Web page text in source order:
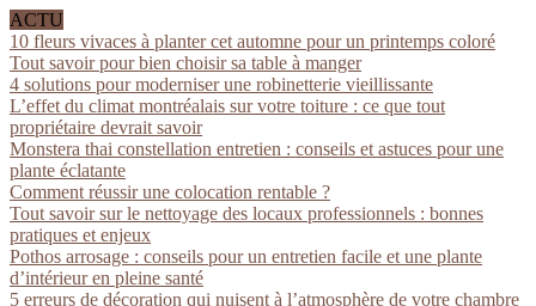
ACTU
10 fleurs vivaces à planter cet automne pour un printemps coloré
Tout savoir pour bien choisir sa table à manger
4 solutions pour moderniser une robinetterie vieillissante
L’effet du climat montréalais sur votre toiture : ce que tout
propriétaire devrait savoir
Monstera thai constellation entretien : conseils et astuces pour une
plante éclatante
Comment réussir une colocation rentable ?
Tout savoir sur le nettoyage des locaux professionnels : bonnes
pratiques et enjeux
Pothos arrosage : conseils pour un entretien facile et une plante
d’intérieur en pleine santé
5 erreurs de décoration qui nuisent à l’atmosphère de votre chambre